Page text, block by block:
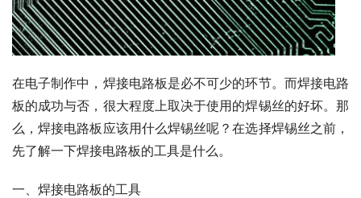
在电子制作中，焊接电路板是必不可少的环节。而焊接电路
板的成功与否，很大程度上取决于使用的焊锡丝的好坏。那
么，焊接电路板应该用什么焊锡丝呢？在选择焊锡丝之前，
先了解一下焊接电路板的工具是什么。
一、焊接电路板的工具